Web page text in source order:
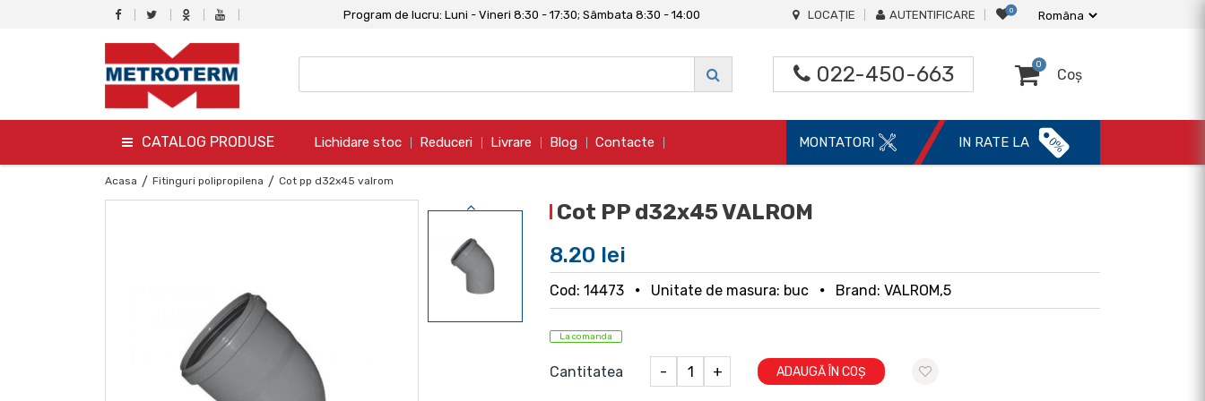
Program de lucru: Luni - Vineri 8:30 - 17:30; Sâmbata 8:30 - 14:00 LOCAȚIE AUTENTIFICARE 0
022-450-663 0
Coș
CATALOG PRODUSE
termo
climatizare
ventilare
Lichidare stoc Reduceri Livrare Blog Contacte MONTATORI IN RATE LA 0%
Acasa / Fitinguri polipropilena / Cot pp d32x45 valrom
Cot PP d32x45 VALROM
8.20 lei
Cod: 14473 Unitate de masura: buc Brand: VALROM,5
La comanda
Cantitatea - + ADAUGĂ ÎN COȘ